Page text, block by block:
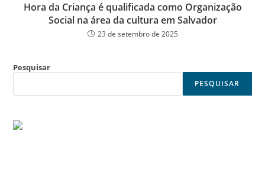
Hora da Criança é qualificada como Organização
Social na área da cultura em Salvador
23 de setembro de 2025
Pesquisar
PESQUISAR